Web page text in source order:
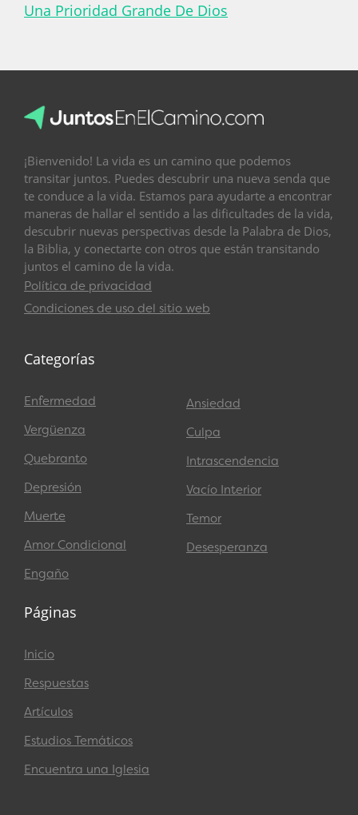
Una Prioridad Grande De Dios
¡Bienvenido! La vida es un camino que podemos
transitar juntos. Puedes descubrir una nueva senda que
te conduce a la vida. Estamos para ayudarte a encontrar
maneras de hallar el sentido a las dificultades de la vida,
descubrir nuevas perspectivas desde la Palabra de Dios,
la Biblia, y conectarte con otros que están transitando
juntos el camino de la vida.
Política de privacidad
Condiciones de uso del sitio web
Categorías
Enfermedad
Vergüenza
Quebranto
Depresión
Muerte
Amor Condicional
Engaño
Ansiedad
Culpa
Intrascendencia
Vacío Interior
Temor
Desesperanza
Páginas
Inicio
Respuestas
Artículos
Estudios Temáticos
Encuentra una Iglesia